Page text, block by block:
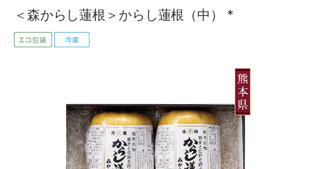
＜森からし蓮根＞からし蓮根（中） *